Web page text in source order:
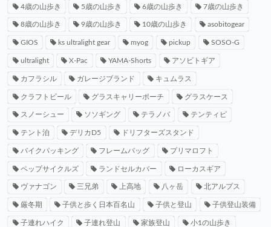
4歳の山歩き 5歳の山歩き 6歳の山歩き 7歳の山歩き
8歳の山歩き 9歳の山歩き 10歳の山歩き asobitogear
GIOS ks ultralight gear myog pickup SOSO-G
ultralight X-Pac YAMA-Shorts アソビトギア
カフラシル ガレージブランド キュムラス
クラフトビール グラスキャリーポーチ グラスケース
スノーシュー ソソギング テラノバ テンティピ
テント泊 デリカD5 ドリフターズスタンド
バイクパッキング フレームバッグ プリマロフト
ペップサイクルズ ランドセルカバー ローカスギア
ヴァナゴン 三兄弟 上高地 八ヶ岳 北アルプス
厳冬期 子供と歩く日本百名山 子供と登山 子供登山装備
子連れハイク 子連れ登山 家族登山 小1の山歩き